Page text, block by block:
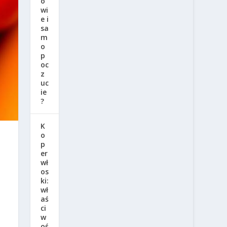
wi
e i
sa
m
o
p
oc
z
uc
ie
?
K
o
p
er
wł
os
ki:
wł
aś
ci
w